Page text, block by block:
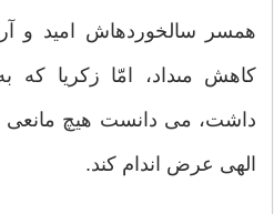
همسر سالخورده‏اش امید و
کاهش مى‏داد، امّا زکریا که
داشت، مى‏ دانست هیچ مانعى
الهى عرض اندام کند.